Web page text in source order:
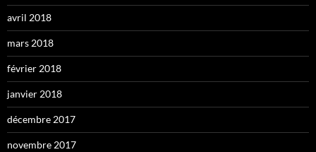
avril 2018
mars 2018
février 2018
janvier 2018
décembre 2017
novembre 2017